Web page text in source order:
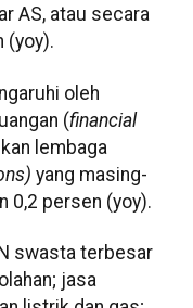
AS, atau secara
(yoy).
oleh
(financial
lembaga
yang masing-
0,2 persen (yoy).
swasta terbesar
jasa